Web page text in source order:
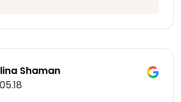
Shaman